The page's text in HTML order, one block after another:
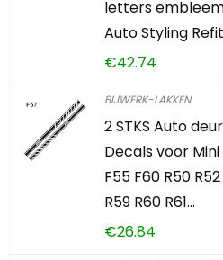
letters
Auto Styling
€42.74
BIJWERK-LAKKEN
2 STKS Auto
Decals voor
F55 F60 R50
R59 R60 R61…
€26.84